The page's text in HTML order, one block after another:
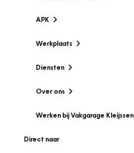
APK
Werkplaats
Diensten
Over ons
Werken bij Vakgarage Kleijssen
Direct naar